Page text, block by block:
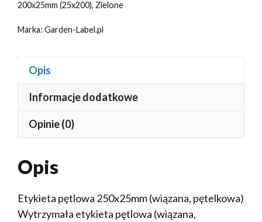
200x25mm (25x200), Zielone
Marka: Garden-Label.pl
Opis
Informacje dodatkowe
Opinie (0)
Opis
Etykieta pętlowa 250x25mm (wiązana, pętelkowa)
Wytrzymała etykieta pętlowa (wiązana,